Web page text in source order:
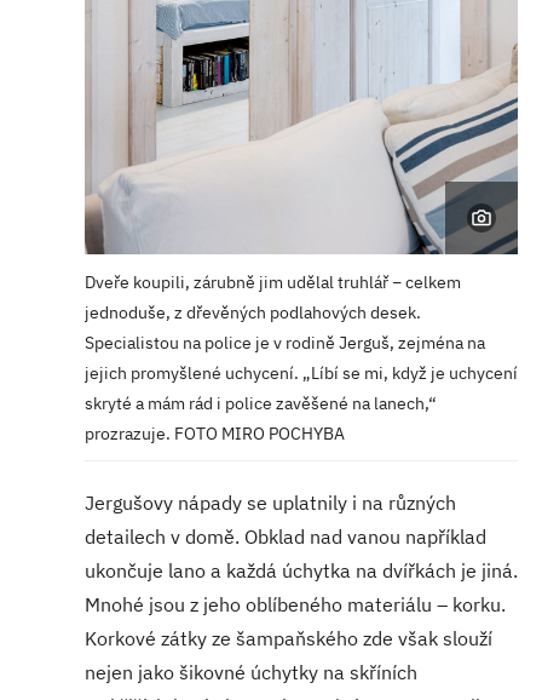
Dveře koupili, zárubně jim udělal truhlář − celkem
jednoduše, z dřevěných podlahových desek.
Specialistou na police je v rodině Jerguš, zejména na
jejich promyšlené uchycení. „Líbí se mi, když je uchycení
skryté a mám rád i police zavěšené na lanech,“
prozrazuje. FOTO MIRO POCHYBA
Jergušovy nápady se uplatnily i na různých
detailech v domě. Obklad nad vanou například
ukončuje lano a každá úchytka na dvířkách je jiná.
Mnohé jsou z jeho oblíbeného materiálu – korku.
Korkové zátky ze šampaňského zde však slouží
nejen jako šikovné úchytky na skříních